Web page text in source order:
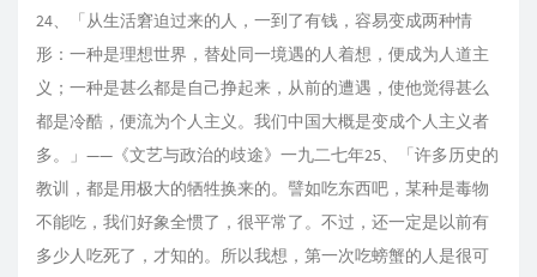
24、「从生活窘迫过来的人，一到了有钱，容易变成两种情
形：一种是理想世界，替处同一境遇的人着想，便成为人道主
义；一种是甚么都是自己挣起来，从前的遭遇，使他觉得甚么
都是冷酷，便流为个人主义。我们中国大概是变成个人主义者
多。」——《文艺与政治的歧途》一九二七年25、「许多历史的
教训，都是用极大的牺牲换来的。譬如吃东西吧，某种是毒物
不能吃，我们好象全惯了，很平常了。不过，还一定是以前有
多少人吃死了，才知的。所以我想，第一次吃螃蟹的人是很可